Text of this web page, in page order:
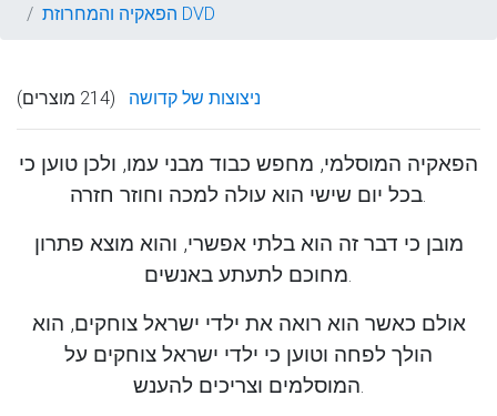
הפאקיה והמחרוזת DVD
ניצוצות של קדושה (214 מוצרים)
הפאקיה המוסלמי, מחפש כבוד מבני עמו, ולכן טוען כי
בכל יום שישי הוא עולה למכה וחוזר חזרה.
מובן כי דבר זה הוא בלתי אפשרי, והוא מוצא פתרון
מחוכם לתעתע באנשים.
אולם כאשר הוא רואה את ילדי ישראל צוחקים, הוא
הולך לפחה וטוען כי ילדי ישראל צוחקים על
המוסלמים וצריכים להענש.